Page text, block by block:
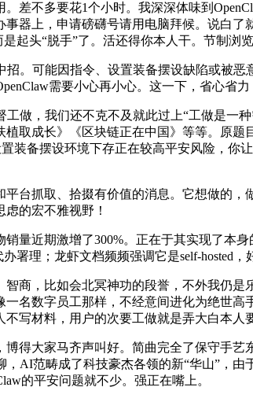
不多要花1个小时。我深深体味到
器上，申请磅礴号请用电脑拜候。说白
起头“脱手”了。活还得你本人干。节制
可能因指令、设置装备摆设缺陷或被恶
需要小心再小心。这一下，省心省力
，我们还不克不及就此过上“工做是一
取成长》《区块链正在中国》等等。原
装备摆设环境下存正在较高平安风险，
抓取、拾掇有价值的消息。它想做的，
的宏不雅视野！
近期激增了300%。正在于其实现了本身
署理；龙虾文档频频强调它是self-hosted
，比如会北冥神功的段誉，不外我仍是
名数字员工那样，不经意间进化为绝世高
写材料，用户的次要工做就是弄大白本人
大家马齐声叫好。简曲完全了保守手艺
AI范畴成了科技豪杰各领的新“华山”，
的平安问题就不少。强正在嘴上。